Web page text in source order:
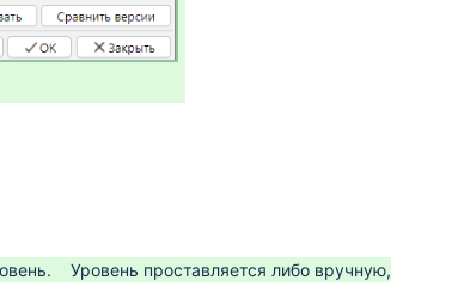
Уровень проставляется либо вручную,